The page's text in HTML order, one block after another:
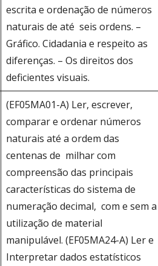
escrita e ordenação de números
naturais de até seis ordens. –
Gráfico. Cidadania e respeito as
diferenças. – Os direitos dos
deficientes visuais.
(EF05MA01-A) Ler, escrever,
comparar e ordenar números
naturais até a ordem das
centenas de milhar com
compreensão das principais
características do sistema de
numeração decimal, com e sem a
utilização de material
manipulável. (EF05MA24-A) Ler e
Interpretar dados estatísticos